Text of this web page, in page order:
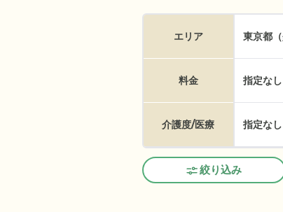
エリア 東京都（
料金 指定なし
介護度/医療 指定なし
絞り込み